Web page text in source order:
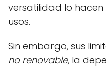
versatilidad lo
usos.
Sin embargo, sus
no renovable, la